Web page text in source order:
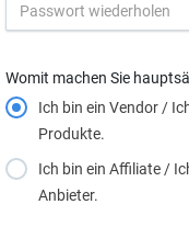
Womit machen Sie
Ich bin ein Vendor /
Produkte.
Ich bin ein Affiliate /
Anbieter.